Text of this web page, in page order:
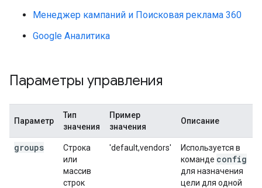
Менеджер кампаний и Поисковая реклама 360
Google Аналитика
Параметры управления
Параметр
Тип
значения
Пример
значения
Описание
groups
Строка
или
массив
строк
'default,vendors'
Используется в
команде config
для назначения
цели для одной